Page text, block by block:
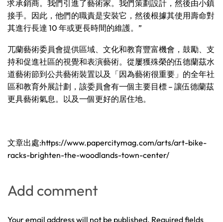
求承銷商。我們引進了藝術家。我們策劃設計，然後由小鎮
接手。因此，他們的職責是安裝它，然後根據其使用壽命對
其進行長達 10 年或更長時間的維護。”
兀蘭藝術委員會提供區域、文化和教育豐富機會，鼓勵、支
持和促進社區的視覺和表演藝術。從屢獲殊榮的伍德蘭茲水
道藝術節到公共藝術裝置以及「因為藝術很重要」的全年社
區和教育外展計劃，該委員會有一個主要目標 – 讓伍德蘭茲
更具藝術氣息。以及一個更好的居住地。
文章出處:https://www.papercitymag.com/arts/art-bike-
racks-brighten-the-woodlands-town-center/
Add comment
Your email address will not be published. Required fields